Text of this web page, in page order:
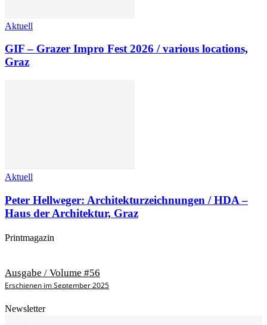
Aktuell
GIF – Grazer Impro Fest 2026 / various locations,
Graz
Aktuell
Peter Hellweger: Architekturzeichnungen / HDA –
Haus der Architektur, Graz
Printmagazin
Ausgabe / Volume #56
Erschienen im September 2025
Newsletter